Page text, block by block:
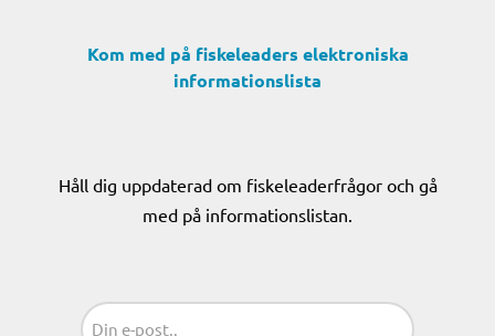
Kom med på fiskeleaders elektroniska
informationslista
Håll dig uppdaterad om fiskeleaderfrågor och gå
med på informationslistan.
Sähköposti